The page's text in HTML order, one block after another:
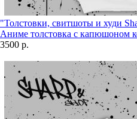
"Толстовки, свитшоты и худи
Аниме толстовка с капюшоном
3500 р.